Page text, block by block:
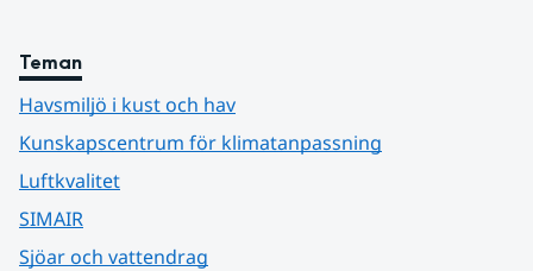
Teman
Havsmiljö i kust och hav
Kunskapscentrum för klimatanpassning
Luftkvalitet
SIMAIR
Sjöar och vattendrag